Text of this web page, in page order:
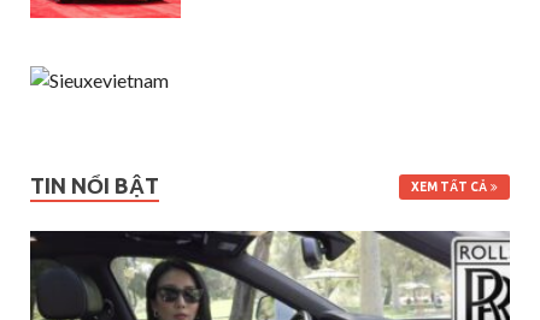
TIN NỔI BẬT XEM TẤT CẢ